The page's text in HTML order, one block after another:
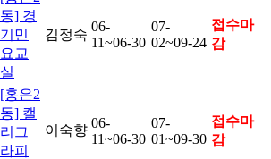
동] 경
기민
요교
실
김정숙
06-
11~06-30
07-
02~09-24
접수마
감
[홍은2
동] 캘
리그
라피
이숙향 06-
11~06-30
07-
01~09-30
접수마
감